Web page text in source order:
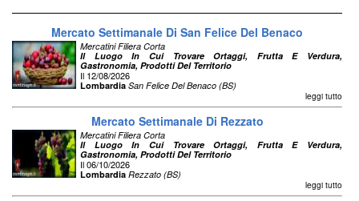
Mercato Settimanale Di San Felice Del Benaco
Mercatini Filiera Corta
Il Luogo In Cui Trovare Ortaggi, Frutta E Verdura,
Gastronomia, Prodotti Del Territorio
Il 12/08/2026
Lombardia San Felice Del Benaco (BS)
leggi tutto
Mercato Settimanale Di Rezzato
Mercatini Filiera Corta
Il Luogo In Cui Trovare Ortaggi, Frutta E Verdura,
Gastronomia, Prodotti Del Territorio
Il 06/10/2026
Lombardia Rezzato (BS)
leggi tutto